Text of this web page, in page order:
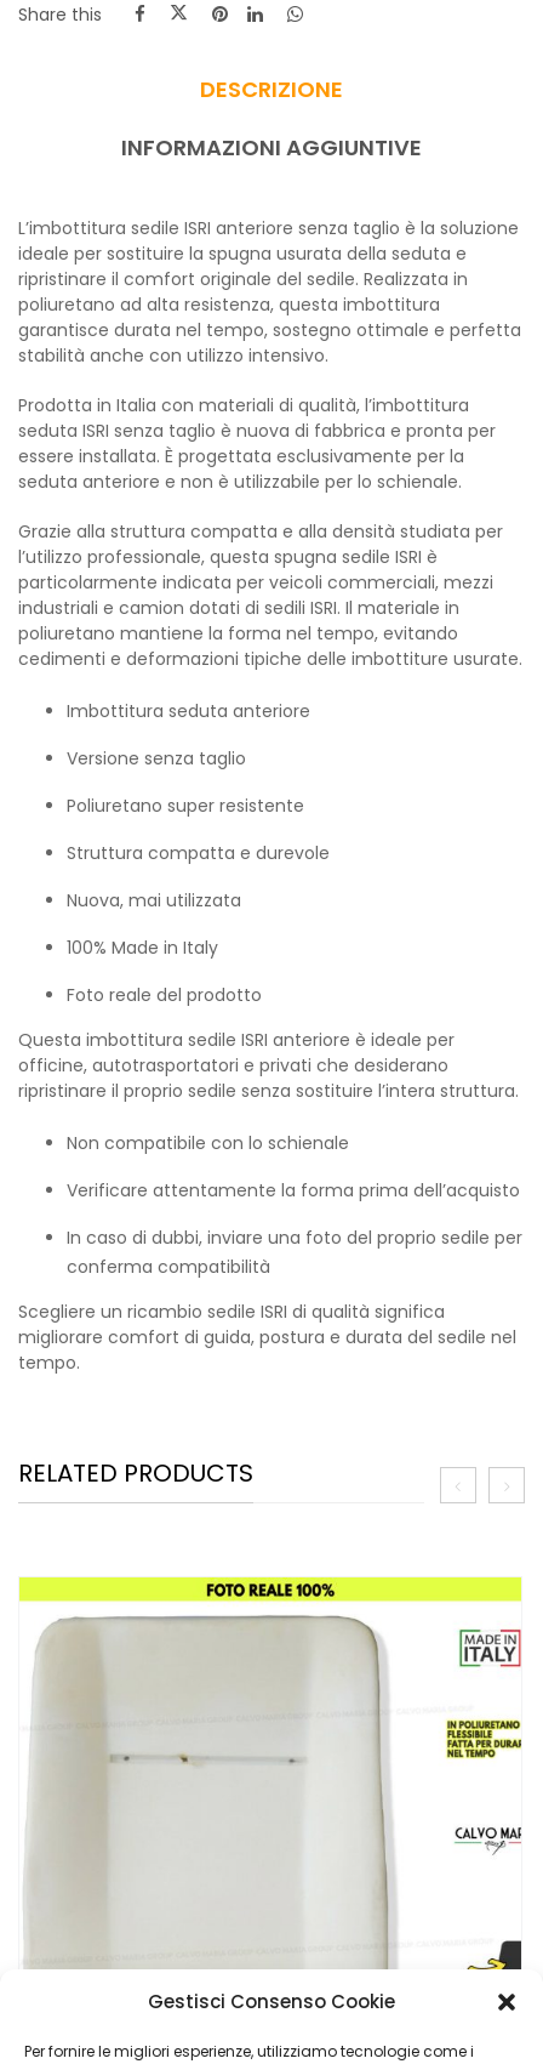
Gestisci Consenso Cookie
Per fornire le migliori esperienze, utilizziamo tecnologie come i
Share this
DESCRIZIONE
INFORMAZIONI AGGIUNTIVE
L’imbottitura sedile ISRI anteriore senza taglio è la soluzione
ideale per sostituire la spugna usurata della seduta e
ripristinare il comfort originale del sedile. Realizzata in
poliuretano ad alta resistenza, questa imbottitura
garantisce durata nel tempo, sostegno ottimale e perfetta
stabilità anche con utilizzo intensivo.
Prodotta in Italia con materiali di qualità, l’imbottitura
seduta ISRI senza taglio è nuova di fabbrica e pronta per
essere installata. È progettata esclusivamente per la
seduta anteriore e non è utilizzabile per lo schienale.
Grazie alla struttura compatta e alla densità studiata per
l’utilizzo professionale, questa spugna sedile ISRI è
particolarmente indicata per veicoli commerciali, mezzi
industriali e camion dotati di sedili ISRI. Il materiale in
poliuretano mantiene la forma nel tempo, evitando
cedimenti e deformazioni tipiche delle imbottiture usurate.
Imbottitura seduta anteriore
Versione senza taglio
Poliuretano super resistente
Struttura compatta e durevole
Nuova, mai utilizzata
100% Made in Italy
Foto reale del prodotto
Questa imbottitura sedile ISRI anteriore è ideale per
officine, autotrasportatori e privati che desiderano
ripristinare il proprio sedile senza sostituire l’intera struttura.
Non compatibile con lo schienale
Verificare attentamente la forma prima dell’acquisto
In caso di dubbi, inviare una foto del proprio sedile per
conferma compatibilità
Scegliere un ricambio sedile ISRI di qualità significa
migliorare comfort di guida, postura e durata del sedile nel
tempo.
RELATED PRODUCTS